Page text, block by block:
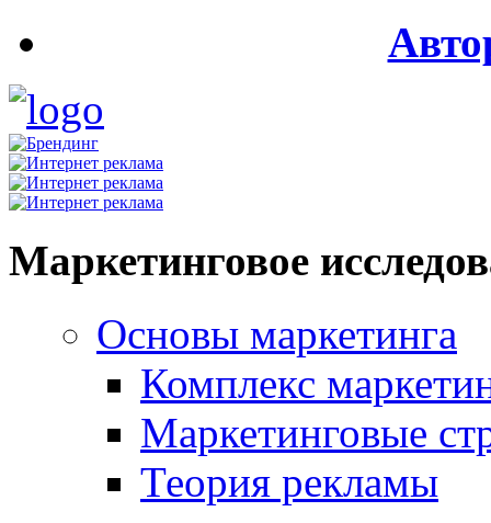
Маркетинговое
Основы маркетинга
Комплекс
Маркетинговые
Теория рекламы